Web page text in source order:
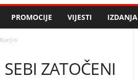
PROMOCIJE VIJESTI IZDANJA
ZATOČENI